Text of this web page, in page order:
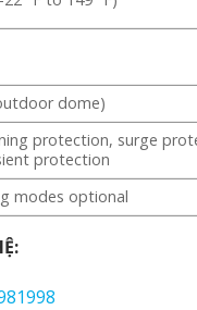
dome)
protection, surge
protection
modes optional